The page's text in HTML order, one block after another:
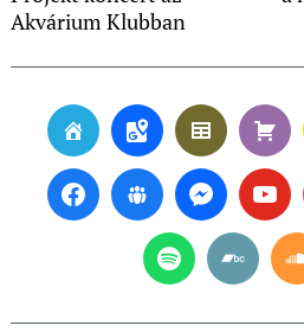
Akvárium Klubban